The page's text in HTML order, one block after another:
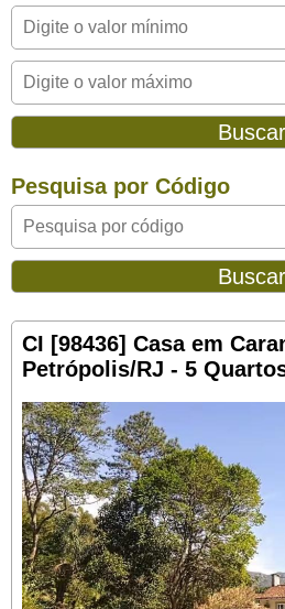
Pesquisa por Código
CI [98436] Casa em
Petrópolis/RJ - 5